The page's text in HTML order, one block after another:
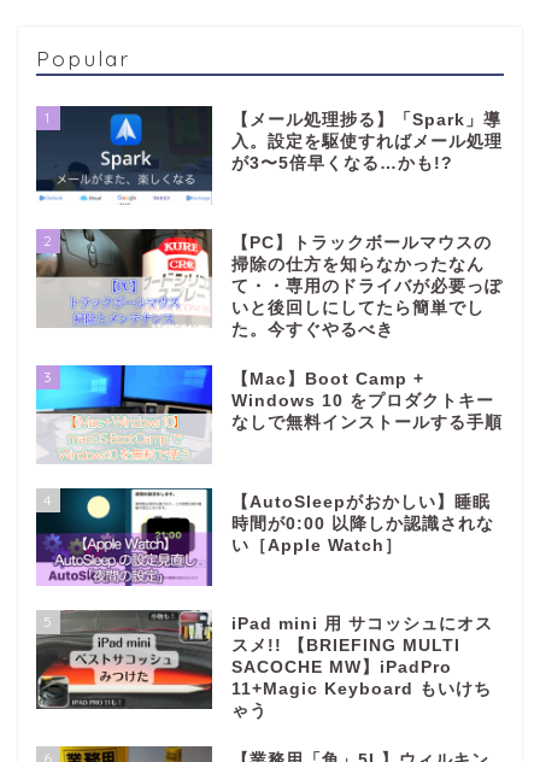
Popular
1
【メール処理捗る】「Spark」導
入。設定を駆使すればメール処理
が3〜5倍早くなる…かも!?
2
【PC】トラックボールマウスの
掃除の仕方を知らなかったなん
て・・専用のドライバが必要っぽ
いと後回しにしてたら簡単でし
た。今すぐやるべき
3
【Mac】Boot Camp +
Windows 10 をプロダクトキー
なしで無料インストールする手順
4
【AutoSleepがおかしい】睡眠
時間が0:00 以降しか認識されな
い［Apple Watch］
5
iPad mini 用 サコッシュにオス
スメ!! 【BRIEFING MULTI
SACOCHE MW】iPadPro
11+Magic Keyboard もいけち
ゃう
6